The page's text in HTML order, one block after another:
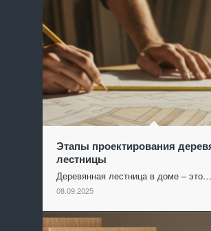
Этапы проектирования
лестницы
Деревянная лестница в доме – это…
08.09.2025